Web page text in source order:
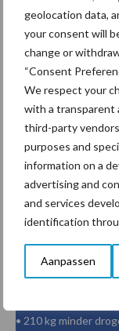
geolocation data,
your consent will
change or
“Consent
We respect your
with a transparent
third-party
purposes and
information on a
advertising and
and services
identification
Aanpassen
boterzuurbacterien
hectare
Zeker
en meststoffen, is
uw graskuil erg aan
hoeft u niet meer
wordt dan erg
Voorbeeldberekening:
• Stel: u haalt
• 210 kg minder